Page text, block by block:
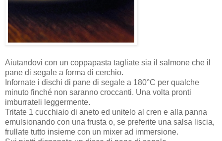
Aiutandovi con un coppapasta tagliate sia il salmone che il
pane di segale a forma di cerchio.
Infornate i dischi di pane di segale a 180°C per qualche
minuto finché non saranno croccanti. Una volta pronti
imburrateli leggermente.
Tritate 1 cucchiaio di aneto ed unitelo al cren e alla panna
emulsionando con una frusta o, se preferite una salsa liscia,
frullate tutto insieme con un mixer ad immersione.